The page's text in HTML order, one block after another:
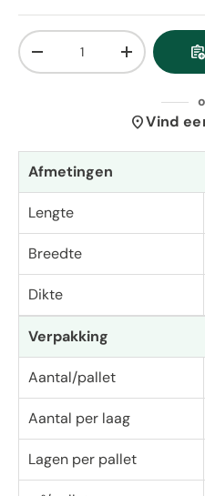
Aantal
Verlaag de hoeveelheid
Verhoog deassignment_add
location_onVind
Afmetingen
Lengte
Breedte
Dikte
Verpakking
Aantal/pallet
Aantal per laag
Lagen per pallet